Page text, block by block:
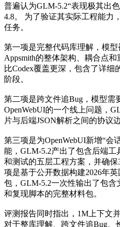
普遍认为GLM-5.2“表现极其出
4.8。 为了验证其实际工程能力
任务。
第一项是完整代码库理解，模
Appsmith的整体架构、耦合点
比Codex覆盖更深，包含了详
阶段。
第二项是跨文件追Bug，模型需
OpenWebUI的一个线上问题，
片与后端JSON解析之间的协议
第三项是为OpenWebUI新增“会
能，GLM-5.2产出了包含后端
和测试的五层工程方案，并确
项是基于公开数据构建2026年
包，GLM-5.2一次性输出了包
和复现脚本的完整材料包。
评测报告同时指出，1M上下文
对于整库理解、跨文件追Bug、